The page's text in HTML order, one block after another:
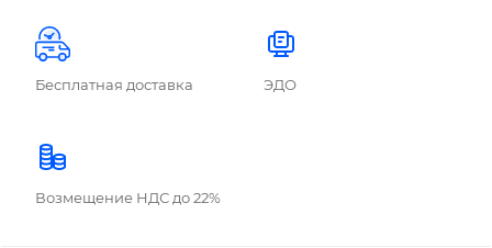
Бесплатная доставка ЭДО
Возмещение НДС до 22%